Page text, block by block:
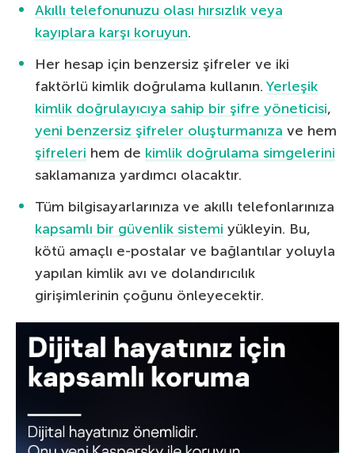
Akıllı telefonunuzu olası hırsızlık veya
kayıplara karşı koruyun.
Her hesap için benzersiz şifreler ve iki
faktörlü kimlik doğrulama kullanın. Yerleşik
kimlik doğrulayıcıya sahip bir şifre yöneticisi,
yeni benzersiz şifreler oluşturmanıza ve hem
şifreleri hem de kimlik doğrulama simgelerini
saklamanıza yardımcı olacaktır.
Tüm bilgisayarlarınıza ve akıllı telefonlarınıza
kapsamlı bir güvenlik sistemi yükleyin. Bu,
kötü amaçlı e-postalar ve bağlantılar yoluyla
yapılan kimlik avı ve dolandırıcılık
girişimlerinin çoğunu önleyecektir.